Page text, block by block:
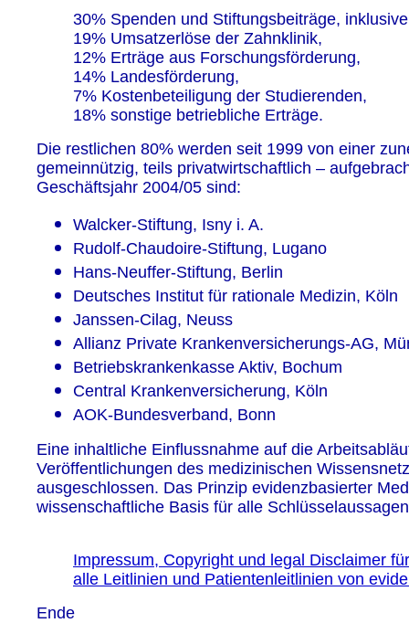
30% Spenden und Stiftungsbeiträge,
19% Umsatzerlöse der Zahnklinik,
12% Erträge aus Forschungsförderung,
14% Landesförderung,
7% Kostenbeteiligung der Studierenden,
18% sonstige betriebliche Erträge.
Die restlichen 80% werden seit 1999 von einer
gemeinnützig, teils privatwirtschaftlich –
Geschäftsjahr 2004/05 sind:
Walcker-Stiftung, Isny i. A.
Rudolf-Chaudoire-Stiftung, Lugano
Hans-Neuffer-Stiftung, Berlin
Deutsches Institut für rationale Medizin, Köln
Janssen-Cilag, Neuss
Allianz Private Krankenversicherungs-AG,
Betriebskrankenkasse Aktiv, Bochum
Central Krankenversicherung, Köln
AOK-Bundesverband, Bonn
Eine inhaltliche Einflussnahme auf die
Veröffentlichungen des medizinischen
ausgeschlossen. Das Prinzip evidenzbasierter
wissenschaftliche Basis für alle
Impressum, Copyright und legal Disclaimer für
alle Leitlinien und Patientenleitlinien von
Ende